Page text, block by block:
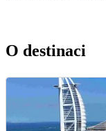
O destinaci